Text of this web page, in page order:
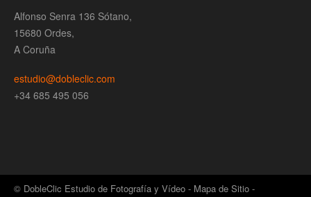
Alfonso Senra 136 Sótano,
15680 Ordes,
A Coruña
estudio@dobleclic.com
+34 685 495 056
© DobleClic Estudio de Fotografía y Vídeo - Mapa de Sitio -